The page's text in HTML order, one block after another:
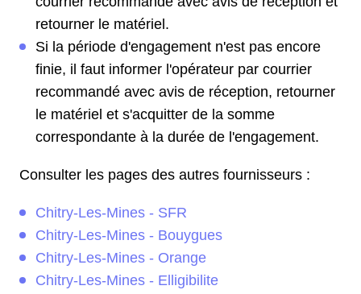
retourner le matériel.
Si la période d'engagement n'est pas encore
finie, il faut informer l'opérateur par courrier
recommandé avec avis de réception, retourner
le matériel et s'acquitter de la somme
correspondante à la durée de l'engagement.
Consulter les pages des autres fournisseurs :
Chitry-Les-Mines - SFR
Chitry-Les-Mines - Bouygues
Chitry-Les-Mines - Orange
Chitry-Les-Mines - Elligibilite